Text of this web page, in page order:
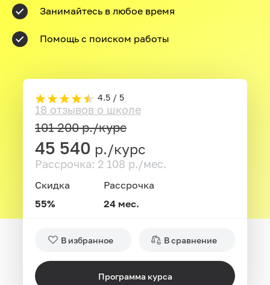
Занимайтесь в любое время
Помощь с поиском работы
4.5 / 5
18 отзывов о школе
101 200р./курс
45 540 р./курс
Рассрочка: 2 108 р./мес.
Скидка
55%
Рассрочка
24 мес.
В избранное В сравнение
Программа курса